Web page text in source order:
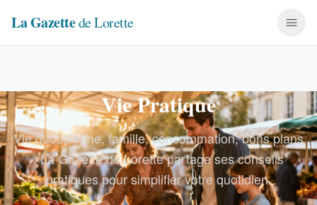
La Gazettede Lorette
Vie Pratique
Vie quotidienne, famille, consommation, bons plans
: La Gazette de Lorette partage ses conseils
pratiques pour simplifier votre quotidien.